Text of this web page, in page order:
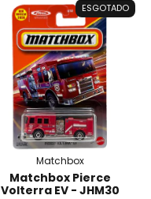
ESGOTADO
Matchbox
Matchbox Pierce
Volterra EV - JHM30